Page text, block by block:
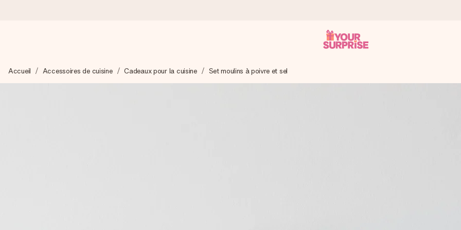
Nous préparons votre cadeau avec attention et l’envoyons en un éclair – pour que vous puissiez l’offrir au bon moment, quand
Accueil Accessoires de cuisine Cadeaux pour la cuisine Set moulins à poivre et sel